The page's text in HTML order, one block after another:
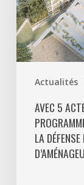
Actualités
mixtes
et
900
logements,
Défense
poursuit
activement
AVEC 5
LA